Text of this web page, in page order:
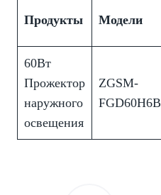
Продукты Модели
60Вт
Прожектор
наружного
освещения
ZGSM-
FGD60H6B